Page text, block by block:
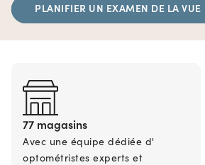
PLANIFIER UN EXAMEN DE LA VUE
77 magasins
Avec une équipe dédiée d'
optométristes experts et